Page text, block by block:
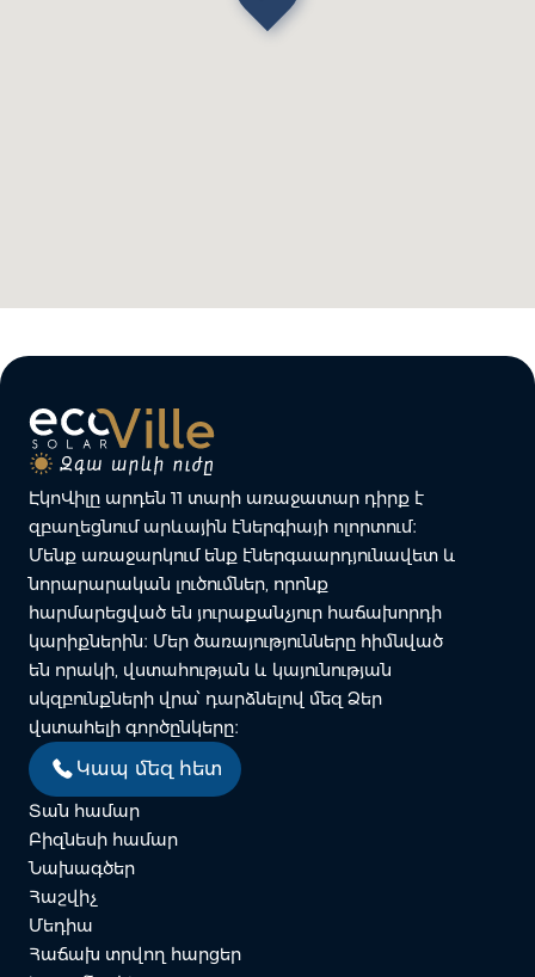
ԷկոՎիլը արդեն 11 տարի առաջատար դիրք է
զբաղեցնում արևային էներգիայի ոլորտում։
Մենք առաջարկում ենք էներգաարդյունավետ և
նորարարական լուծումներ, որոնք
հարմարեցված են յուրաքանչյուր հաճախորդի
կարիքներին։ Մեր ծառայությունները հիմնված
են որակի, վստահության և կայունության
սկզբունքների վրա՝ դարձնելով մեզ Ձեր
վստահելի գործընկերը։
Կապ մեզ հետ
Տան համար
Բիզնեսի համար
Նախագծեր
Հաշվիչ
Մեդիա
Հաճախ տրվող հարցեր